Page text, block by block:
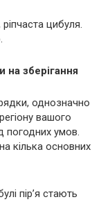
цибуля.
зберігання
однозначно
вашого
погодних умов.
кілька основних
пір’я стають